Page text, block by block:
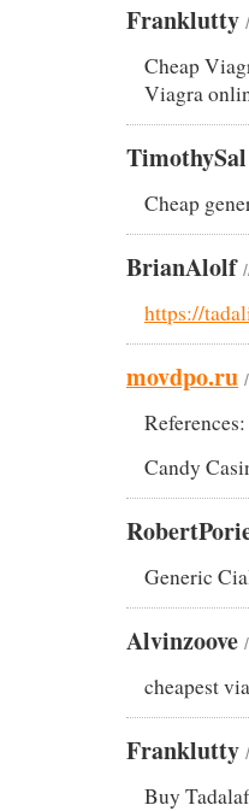
Franklutty
Cheap
Viagra
TimothySal
Cheap
BrianAlolf
https://
movdpo.ru
References:
Candy
Generic
Alvinzoove
cheapest
Franklutty
Buy